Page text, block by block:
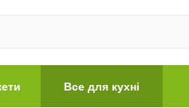
Все для кухні